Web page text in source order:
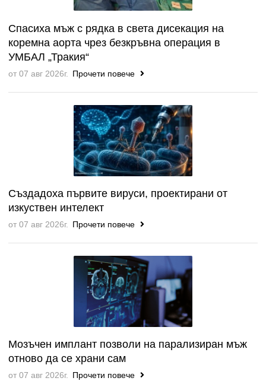
Спасиха мъж с рядка в света дисекация на
коремна аорта чрез безкръвна операция в
УМБАЛ „Тракия“
от 07 авг 2026г. Прочети повече
Създадоха първите вируси, проектирани от
изкуствен интелект
от 07 авг 2026г. Прочети повече
Мозъчен имплант позволи на парализиран мъж
отново да се храни сам
от 07 авг 2026г. Прочети повече